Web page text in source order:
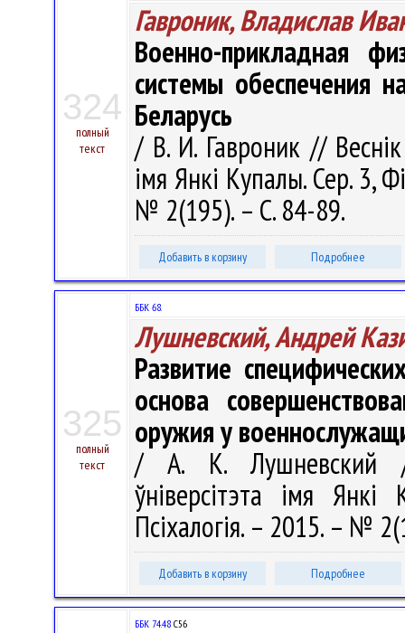
324
полный
текст
Гавроник, Владислав
Военно-прикладная
системы обеспечения
Беларусь
/ В. И. Гавроник // Веснік
імя Янкі Купалы. Сер. 3,
№ 2(195). – С. 84-89.
Добавить в корзину Подробнее
325
полный
текст
ББК 68.
Лушневский, Андрей
Развитие
основа
оружия у
/ А. К. Лушневский //
ўніверсітэта імя Янкі
Псіхалогія. – 2015. – №
Добавить в корзину Подробнее
ББК 74.48 С56